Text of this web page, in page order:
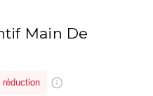
Main De
réduction